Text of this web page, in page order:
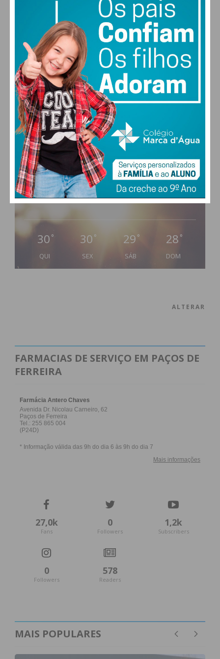
PAÇOS DE FERREIRA
28°
clear sky
51% humidade
vento: 3m/s ONO
MAX 28 • MIN 28
30 °
QUI
30 °
SEX
29 °
SÁB
28 °
DOM
ALTERAR
FARMACIAS DE SERVIÇO EM PAÇOS DE
FERREIRA
27,0k
Fans
0
Followers
1,2k
Subscribers
0
Followers
578
Readers
MAIS POPULARES